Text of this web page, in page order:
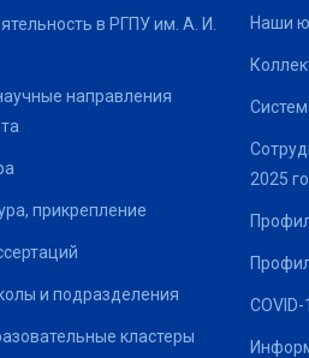
в РГПУ им. А. И.
направления
прикрепление
и подразделения
кластеры
Наши
2025